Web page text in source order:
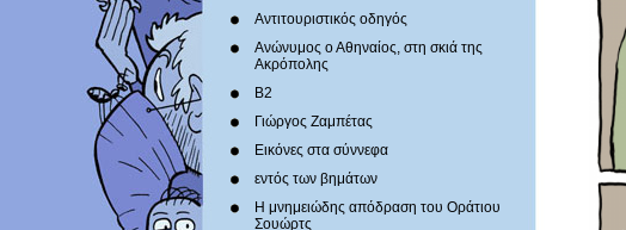
Αντιτουριστικός οδηγός
Ανώνυμος ο Αθηναίος, στη σκιά της
Ακρόπολης
Β2
Γιώργος Ζαμπέτας
Εικόνες στα σύννεφα
εντός των βημάτων
Η μνημειώδης απόδραση του Οράτιου
Σουώρτς